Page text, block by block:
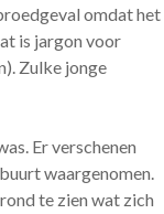
omdat het
is jargon voor
Zulke jonge
Er verschenen
waargenomen.
te zien wat zich